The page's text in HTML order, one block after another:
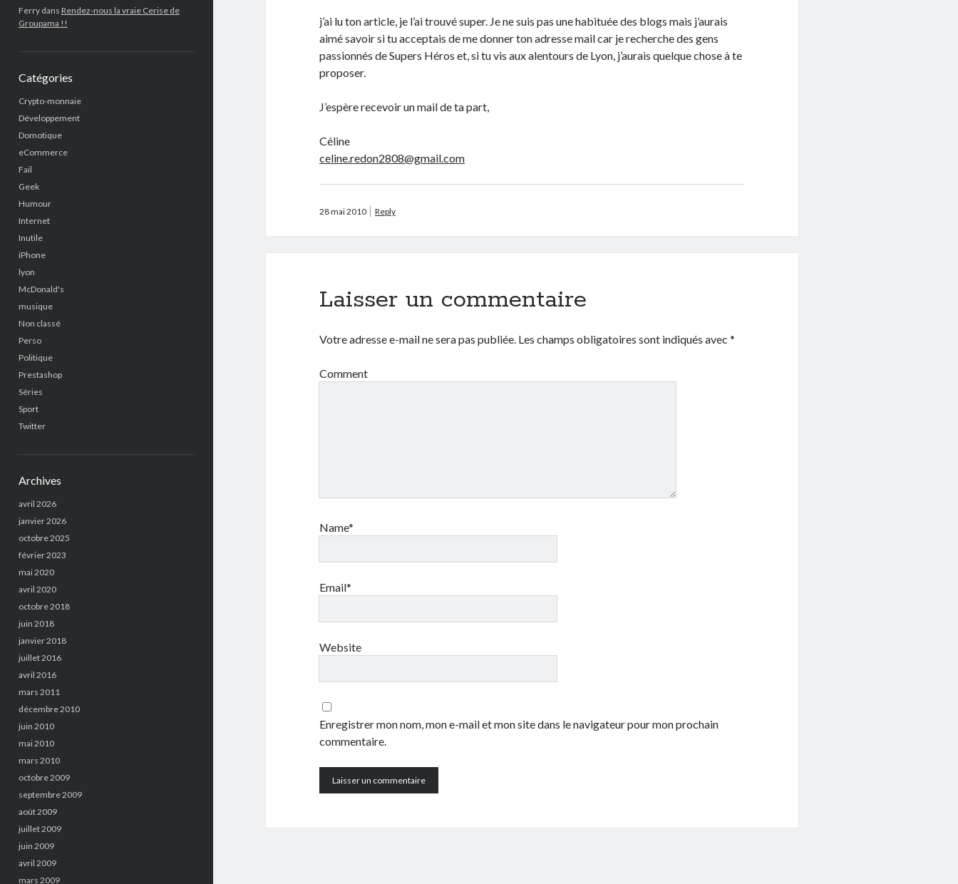
Ferrydans Rendez-nous la vraie Cerise de
Groupama !!
Catégories
Crypto-monnaie
Développement
Domotique
eCommerce
Fail
Geek
Humour
Internet
Inutile
iPhone
lyon
McDonald's
musique
Non classé
Perso
Politique
Prestashop
Séries
Sport
Twitter
Archives
avril 2026
janvier 2026
octobre 2025
février 2023
mai 2020
avril 2020
octobre 2018
juin 2018
janvier 2018
juillet 2016
avril 2016
mars 2011
décembre 2010
juin 2010
mai 2010
mars 2010
octobre 2009
septembre 2009
août 2009
juillet 2009
juin 2009
avril 2009
mars 2009
j’ai lu ton article, je l’ai trouvé super. Je ne suis pas une habituée des blogs mais j’aurais
aimé savoir si tu acceptais de me donner ton adresse mail car je recherche des gens
passionnés de Supers Héros et, si tu vis aux alentours de Lyon, j’aurais quelque chose à te
proposer.
J’espère recevoir un mail de ta part,
Céline
celine.redon2808@gmail.com
28 mai 2010 Reply
Laisser un commentaire
Votre adresse e-mail ne sera pas publiée. Les champs obligatoires sont indiqués avec*
Comment
Name*
Email*
Website
Enregistrer mon nom, mon e-mail et mon site dans le navigateur pour mon prochain
commentaire.